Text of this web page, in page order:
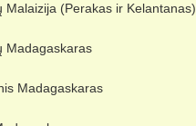
Malaizija (Perakas ir Kelantanas)
Madagaskaras
Madagaskaras